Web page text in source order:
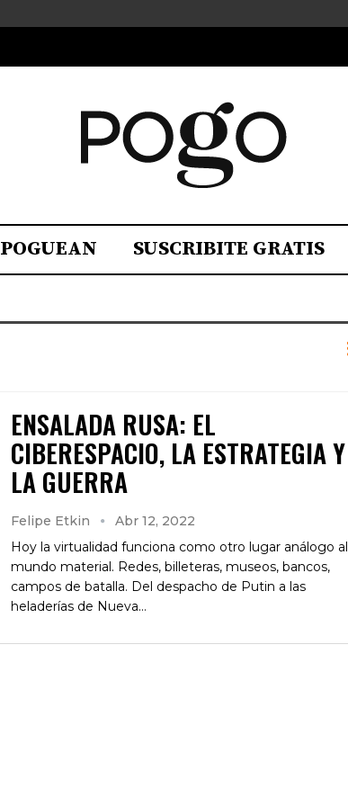
POGUEAN SUSCRIBITE GRATIS
ENSALADA RUSA: EL
CIBERESPACIO, LA ESTRATEGIA Y
LA GUERRA
Felipe Etkin
Abr 12, 2022
Hoy la virtualidad funciona como otro lugar análogo al
mundo material. Redes, billeteras, museos, bancos,
campos de batalla. Del despacho de Putin a las
heladerías de Nueva…